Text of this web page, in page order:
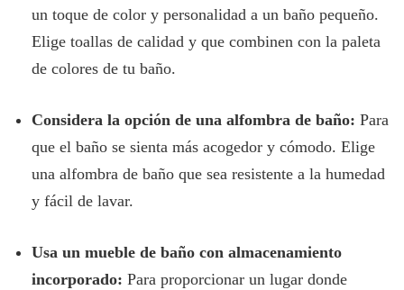
un toque de color y personalidad a un baño pequeño.
Elige toallas de calidad y que combinen con la paleta
de colores de tu baño.
Considera la opción de una alfombra de baño: Para
que el baño se sienta más acogedor y cómodo. Elige
una alfombra de baño que sea resistente a la humedad
y fácil de lavar.
Usa un mueble de baño con almacenamiento
incorporado: Para proporcionar un lugar donde